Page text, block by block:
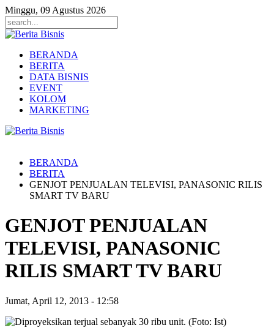
Minggu, 09 Agustus 2026
BERANDA
BERITA
DATA BISNIS
EVENT
KOLOM
MARKETING
BERANDA
BERITA
GENJOT PENJUALAN TELEVISI, PANASONIC RILIS
SMART TV BARU
GENJOT PENJUALAN
TELEVISI, PANASONIC
RILIS SMART TV BARU
Jumat, April 12, 2013 - 12:58